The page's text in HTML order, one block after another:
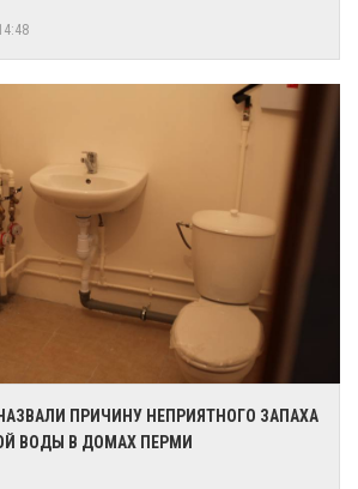
ПРИЧИНУ НЕПРИЯТНОГО ЗАПАХА
ВОДЫ В ДОМАХ ПЕРМИ